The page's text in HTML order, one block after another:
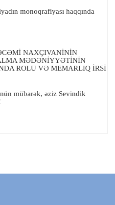
monoqrafiyası haqqında
NAXÇIVANİNİN
MƏDƏNİYYƏTİNİN
ROLU VƏ MEMARLIQ İRSİ
mübarək, əziz Sevindik